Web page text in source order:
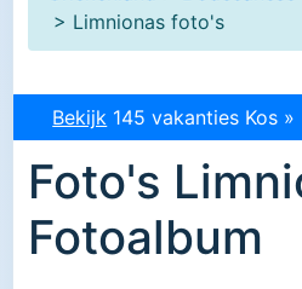
> Limnionas foto's
Bekijk 145 vakanties Kos »
Foto's
Fotoalbum